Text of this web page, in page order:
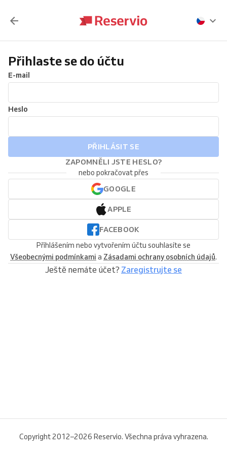
Přihlaste se do účtu
E-mail
Heslo
PŘIHLÁSIT SE
ZAPOMNĚLI JSTE HESLO?
nebo pokračovat přes
GOOGLE
APPLE
FACEBOOK
Přihlášením nebo vytvořením účtu souhlasíte se
Všeobecnými podmínkami a Zásadami ochrany osobních údajů.
Ještě nemáte účet? Zaregistrujte se
Copyright 2012–2026 Reservio. Všechna práva vyhrazena.